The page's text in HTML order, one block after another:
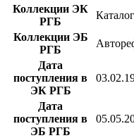
Коллекции ЭК
РГБ
Коллекции ЭБ
РГБ
Дата
поступления в
ЭК РГБ
Дата
поступления в
ЭБ РГБ